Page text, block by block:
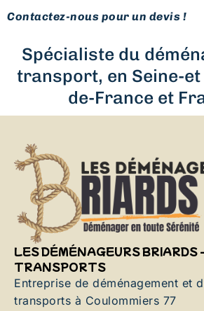
Contactez-nous pour un devis !
Spécialiste du
transport, en Seine-
de-France et
LES DÉMÉNAGEURS BRIARDS
TRANSPORTS
Entreprise de déménagement et
transports à Coulommiers 77